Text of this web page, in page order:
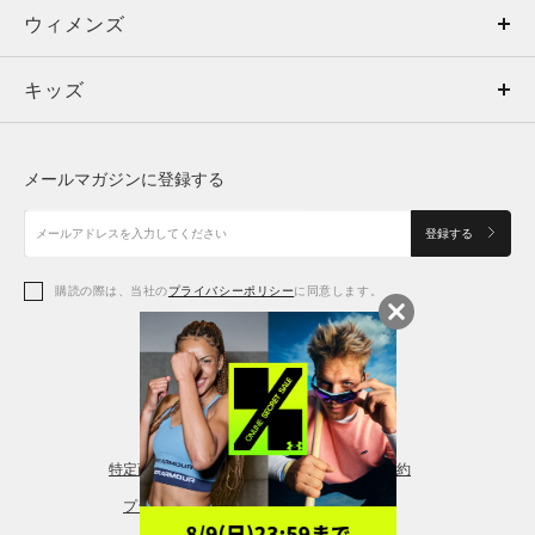
ウィメンズ
キッズ
アクセサリー
トップス
ボトムス
アクセサリー
ウィメンズ
トップス
シューズ
アクセサリー
レギンス＆タイツ
キッズ
シューズ
メールマガジンに登録する
登録する
購読の際は、当社のプライバシーポリシーに同意します。
特定商取引法に基づく通販の表記 会員規約
プライバシーポリシー